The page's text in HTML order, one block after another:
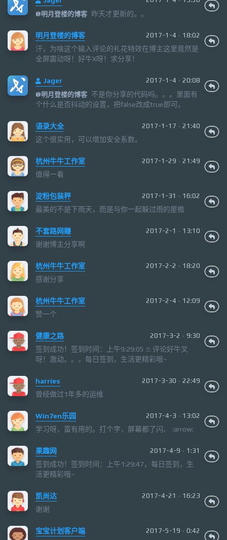
@明月登楼的博客 昨天才更新的。。
明月登楼的博客 2017-1-4 · 18:02
汗，为啥这个输入评论的礼花特效在博主这里竟然是
全屏震动呀！好牛X呀！求分享！
Jager
2017-1-4 · 20:08
@明月登楼的博客 不是你分享的代码吗。。。里面有
个什么是否抖动的设置，把false改成true即可。
语录大全 2017-1-17 · 21:40
这个很实用，可以增加安全系数。
杭州牛牛工作室 2017-1-29 · 21:49
值得一看
淀粉包装秤 2017-1-31 · 16:02
最美的不是下雨天，而是与你一起躲过雨的屋檐
不套路网赚 2017-2-1 · 13:10
谢谢博主分享啊
杭州牛牛工作室 2017-2-2 · 18:20
感谢分享
杭州牛牛工作室 2017-2-4 · 12:09
赞一个
健康之路 2017-3-2 · 9:30
签到成功！签到时间：上午9:29:05 :!: 评论好牛叉
呀！激动。。，每日签到，生活更精彩哦~
harries 2017-3-30 · 22:49
曾经做过1年多的运维
Win7en乐园 2017-4-3 · 13:02
学习呀，蛮有用的。打个字，屏幕都了闪、 :arrow:
果趣网 2017-4-9 · 1:31
签到成功！签到时间：上午1:29:47，每日签到，生
活更精彩哦~
凯尚达 2017-4-21 · 16:23
谢谢
宝宝计划客户端 2017-5-19 · 0:42